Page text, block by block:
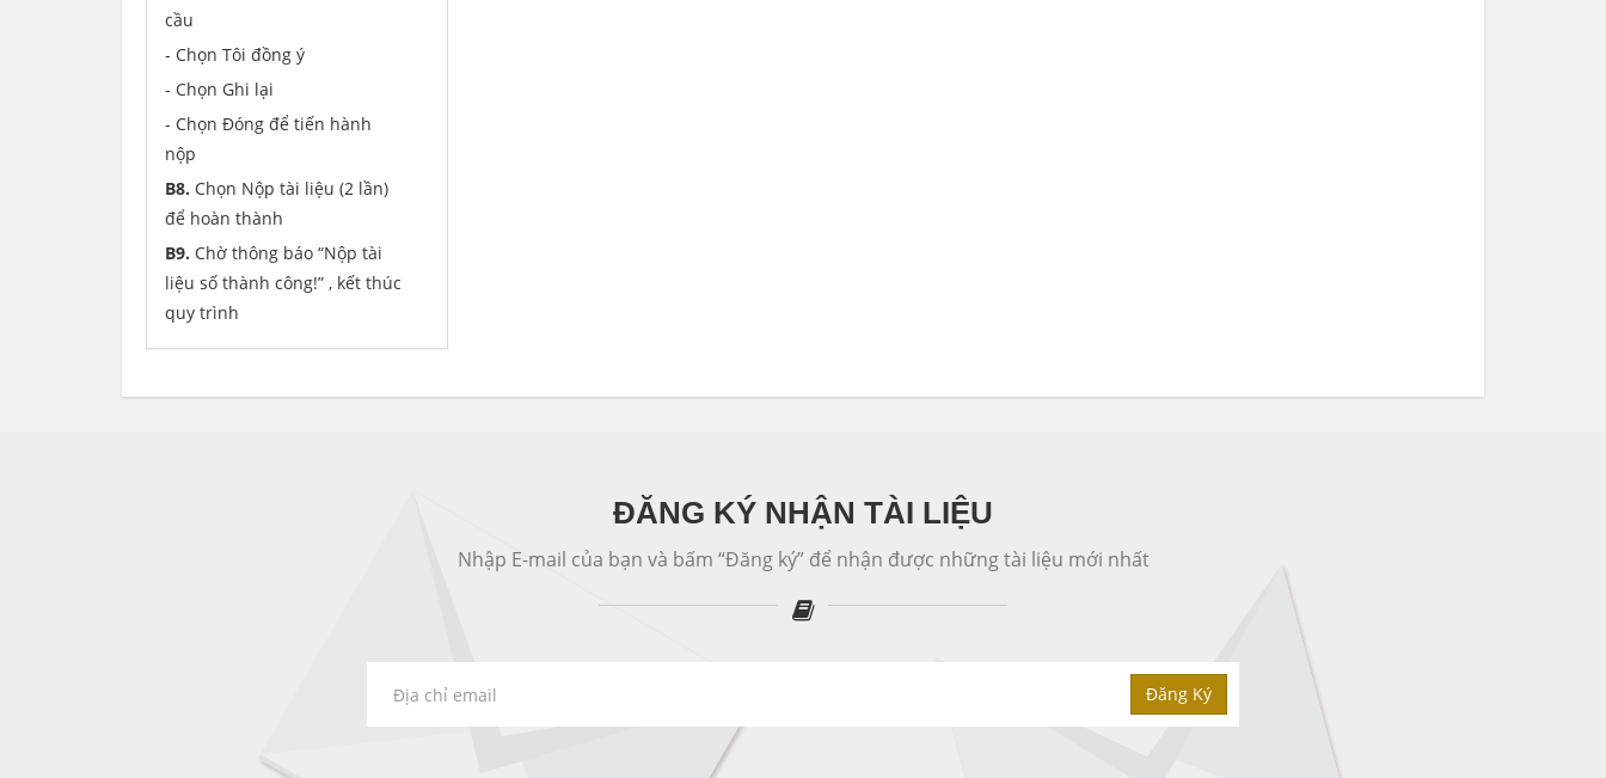
cầu
- Chọn Tôi đồng ý
- Chọn Ghi lại
- Chọn Đóng để tiến hành
nộp
B8. Chọn Nộp tài liệu (2 lần)
để hoàn thành
B9. Chờ thông báo “Nộp tài
liệu số thành công!” , kết thúc
quy trình
ĐĂNG KÝ NHẬN TÀI LIỆU
Nhập E-mail của bạn và bấm “Đăng ký” để nhận được những tài liệu mới nhất
Đăng Ký